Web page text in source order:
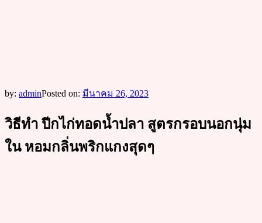
by: adminPosted on: มีนาคม 26, 2023
วิธีทำ ปีกไก่ทอดน้ำปลา สูตรกรอบนอกนุ่ม
ใน หอมกลิ่นพริกแกงสุดๆ